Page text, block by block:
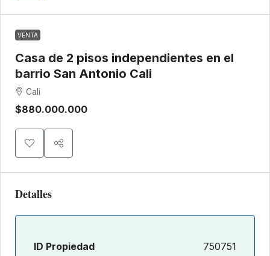
VENTA
Casa de 2 pisos independientes en el
barrio San Antonio Cali
Cali
$880.000.000
Detalles
ID Propiedad 750751